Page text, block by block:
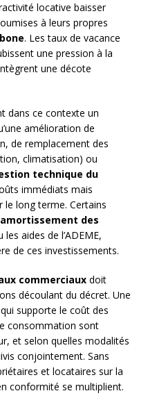
locative baisser
à leurs propres
. Les taux de vacance
une pression à la
une décote
dans ce contexte un
amélioration de
de remplacement des
climatisation) ou
technique du
immédiats mais
le long terme. Certains
des
les aides de l’ADEME,
de ces investissements.
commerciaux doit
découlant du décret. Une
supporte le coût des
consommation sont
et selon quelles modalités
conjointement. Sans
et locataires sur la
conformité se multiplient.